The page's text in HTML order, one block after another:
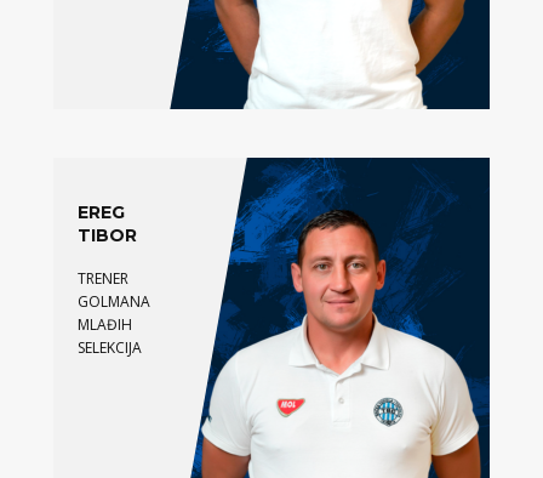
EREG
TIBOR
TRENER
GOLMANA
MLAĐIH
SELEKCIJA